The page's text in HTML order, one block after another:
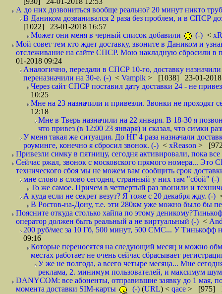
А до них дозвониться вообще реально? 20 минут никто
В Даником дозванивался 2 раза без проблем, и в СПСР
[1022] 23-01-2018 16:57
Может они меня в черный список добавили
(-) <
Мой совет тем кто ждет доставку, звоните в Даником и
отслеживание на сайте СПСР. Мою накладную сбросили
01-2018 09:24
Аналогично, передали в СПСР 10-го, доставку
переназначили на 30-е. (-) < Vampik > [1038] 23-01-2018
Через сайт СПСР поставил дату доставки 24 - не
10:25
Мне на 23 назначили и привезли. Звонки не
12:18
Мне в Тверь назначили на 22 января. В 18-30 я
что привез (в 12:00 23 января) и сказал, что симки
У меня такая же ситуация. До НГ 4 раза назначали
роуминге, конечно я сбросил звонок. (-) < xReason >
Привезли симку в пятницу, сегодня активировали, пока
Сейчас ржал, звонок с московского прямого номера... Это
технического сбоя мы не можем вам сообщить срок
мне слово в слово сегодня, странный у них там "сбой" (-)
То же самое. Причем в четвертый раз звонили и
А куда если не секрет везут? Я тоже с 20 декабря жду. (-)
В Ростов-на-Дону, т.е. эти 280км уже можно было бы
Поясните откуда столько хайпа по этому
оператор должен быть реальный а не виртуальный (-) <
200 руб/мес за 10 Гб, 500 минут, 500 СМС... У Тинькофф
09:16
Которые переносятся на следующий месяц и можно
местах работает не очень сейчас сбрасывает
У же не полгода, а всего четыре месяца... Мне
реклама, 2. минимум пользователей, и максимум
DANYCOM: все абоненты, отправившие заявку до 1 мая,
момента доставки SIM-карты
(-) (URL) < qace > [975]